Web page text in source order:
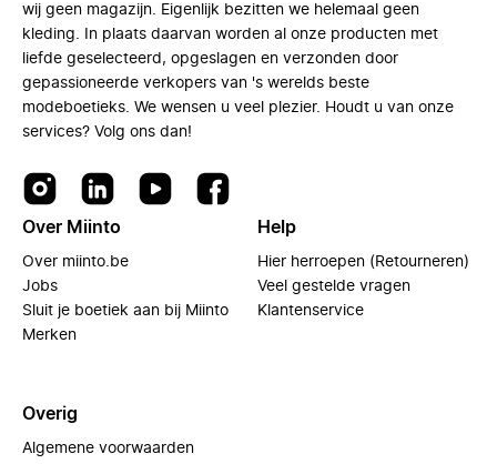
wij geen magazijn. Eigenlijk bezitten we helemaal geen
kleding. In plaats daarvan worden al onze producten met
liefde geselecteerd, opgeslagen en verzonden door
gepassioneerde verkopers van 's werelds beste
modeboetieks. We wensen u veel plezier. Houdt u van onze
services? Volg ons dan!
Over Miinto
Over miinto.be
Jobs
Sluit je boetiek aan bij Miinto
Merken
Help
Hier herroepen (Retourneren)
Veel gestelde vragen
Klantenservice
Overig
Algemene voorwaarden